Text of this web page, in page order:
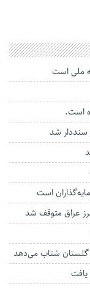
ملی است
است.
است
عراق متوقف شد
گلستان شتاب می‌دهد
یافت